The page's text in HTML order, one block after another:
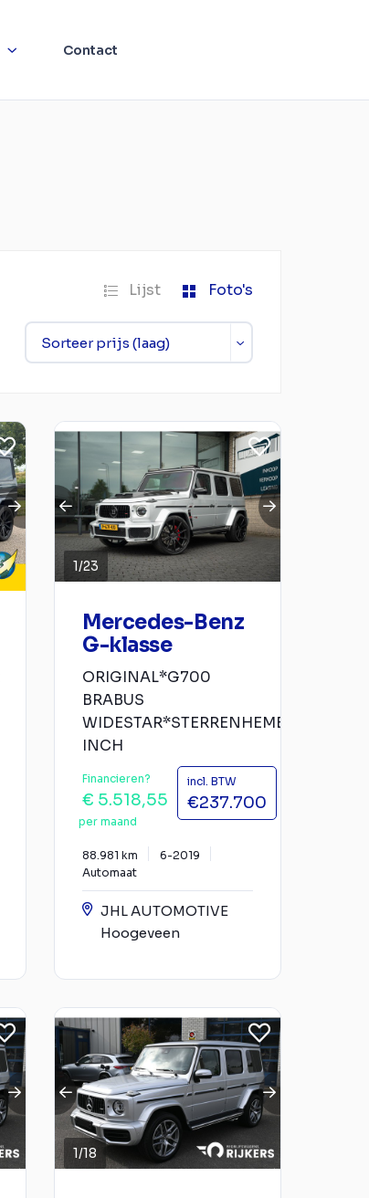
Contact
Lijst Foto's
1/23
Mercedes-Benz
G-klasse
ORIGINAL*G700
BRABUS
WIDESTAR*STERRENHEMEL*24
INCH
Financieren?
€ 5.518,55
per maand
incl. BTW
€237.700
88.981 km
6-2019
Automaat
JHL AUTOMOTIVE
Hoogeveen
1/18